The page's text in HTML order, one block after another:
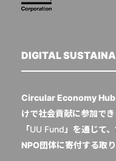
DIGITAL
Circular Economy Hub
けで社会貢献に参加で
「UU Fund 」を通じて
NPO団体に寄付する取